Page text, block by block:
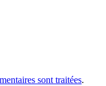
sont traitées.